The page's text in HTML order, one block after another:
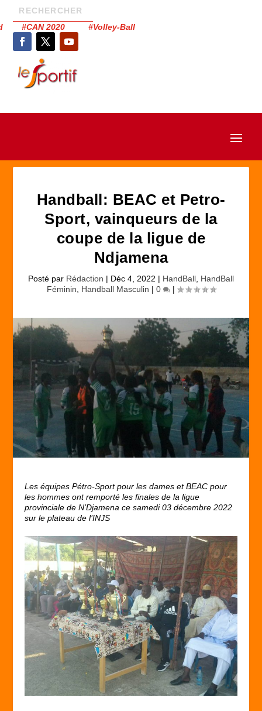
#CAN 2020 #Volley-Ball
Handball: BEAC et Petro-
Sport, vainqueurs de la
coupe de la ligue de
Ndjamena
Posté par Rédaction | Déc 4, 2022 | HandBall HandBall
Féminin
Handball Masculin | 0 |
Les équipes Pétro-Sport pour les dames et BEAC pour
les hommes ont remporté les finales de la ligue
provinciale de N’Djamena ce samedi 03 décembre 2022
sur le plateau de l’INJS